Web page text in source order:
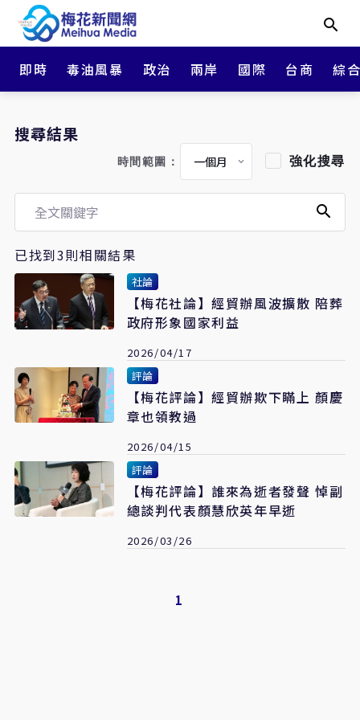
即時 毒油風暴 政治 兩岸 國際 台商 綜
搜尋結果
時間範圍： 強化搜尋
已找到3則相關結果
社論
【梅花社論】經貿辦風波擴散 陪葬
政府形象國家利益
2026/04/17
評論
【梅花評論】經貿辦欺下瞞上 顏慶
章也領教過
2026/04/15
評論
【梅花評論】誰來為逝者發聲 悼副
總談判代表顏慧欣英年早逝
2026/03/26
1